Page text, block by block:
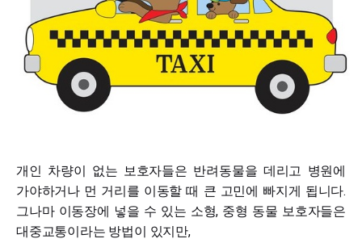
개인 차량이 없는 보호자들은 반려동물을 데리고 병원에
가야하거나 먼 거리를 이동할 때 큰 고민에 빠지게 됩니다.
그나마 이동장에 넣을 수 있는 소형, 중형 동물 보호자들은
대중교통이라는 방법이 있지만,